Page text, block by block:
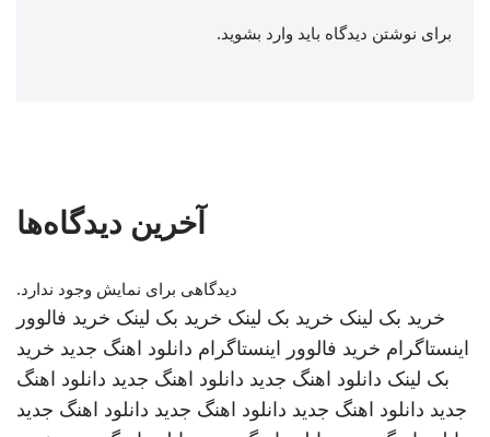
برای نوشتن دیدگاه باید وارد بشوید.
آخرین دیدگاه‌ها
دیدگاهی برای نمایش وجود ندارد.
خرید بک لینک خرید بک لینک خرید بک لینک خرید فالوور
اینستاگرام خرید فالوور اینستاگرام دانلود اهنگ جدید خرید
بک لینک دانلود اهنگ جدید دانلود اهنگ جدید دانلود اهنگ
جدید دانلود اهنگ جدید دانلود اهنگ جدید دانلود اهنگ جدید